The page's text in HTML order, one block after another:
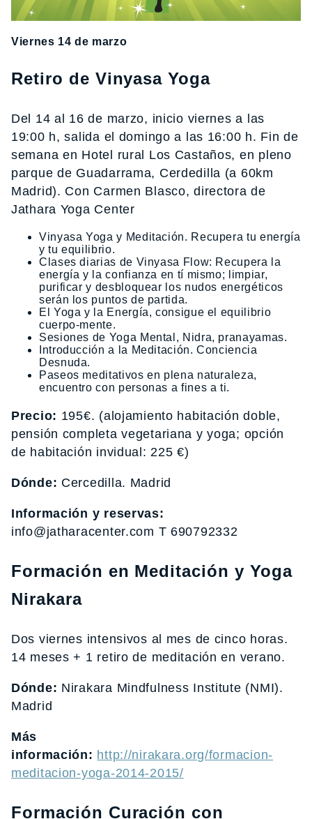
Viernes 14 de marzo
Retiro de Vinyasa Yoga
Del 14 al 16 de marzo, inicio viernes a las
19:00 h, salida el domingo a las 16:00 h. Fin de
semana en Hotel rural Los Castaños, en pleno
parque de Guadarrama, Cerdedilla (a 60km
Madrid). Con Carmen Blasco, directora de
Jathara Yoga Center
Vinyasa Yoga y Meditación. Recupera tu energía
y tu equilibrio.
Clases diarias de Vinyasa Flow: Recupera la
energía y la confianza en tí mismo; limpiar,
purificar y desbloquear los nudos energéticos
serán los puntos de partida.
El Yoga y la Energía, consigue el equilibrio
cuerpo-mente.
Sesiones de Yoga Mental, Nidra, pranayamas.
Introducción a la Meditación. Conciencia
Desnuda.
Paseos meditativos en plena naturaleza,
encuentro con personas a fines a ti.
Precio: 195€. (alojamiento habitación doble,
pensión completa vegetariana y yoga; opción
de habitación invidual: 225 €)
Dónde: Cercedilla. Madrid
Información y reservas:
info@jatharacenter.com T 690792332
Formación en Meditación y Yoga
Nirakara
Dos viernes intensivos al mes de cinco horas.
14 meses + 1 retiro de meditación en verano.
Dónde: Nirakara Mindfulness Institute (NMI).
Madrid
Más
información: http://nirakara.org/formacion-
meditacion-yoga-2014-2015/
Formación Curación con